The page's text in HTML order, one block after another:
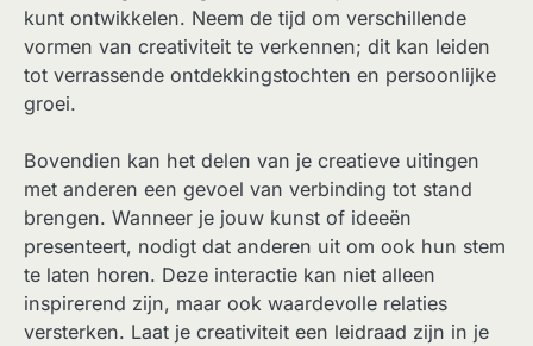
kunt ontwikkelen. Neem de tijd om verschillende
vormen van creativiteit te verkennen; dit kan leiden
tot verrassende ontdekkingstochten en persoonlijke
groei.
Bovendien kan het delen van je creatieve uitingen
met anderen een gevoel van verbinding tot stand
brengen. Wanneer je jouw kunst of ideeën
presenteert, nodigt dat anderen uit om ook hun stem
te laten horen. Deze interactie kan niet alleen
inspirerend zijn, maar ook waardevolle relaties
versterken. Laat je creativiteit een leidraad zijn in je